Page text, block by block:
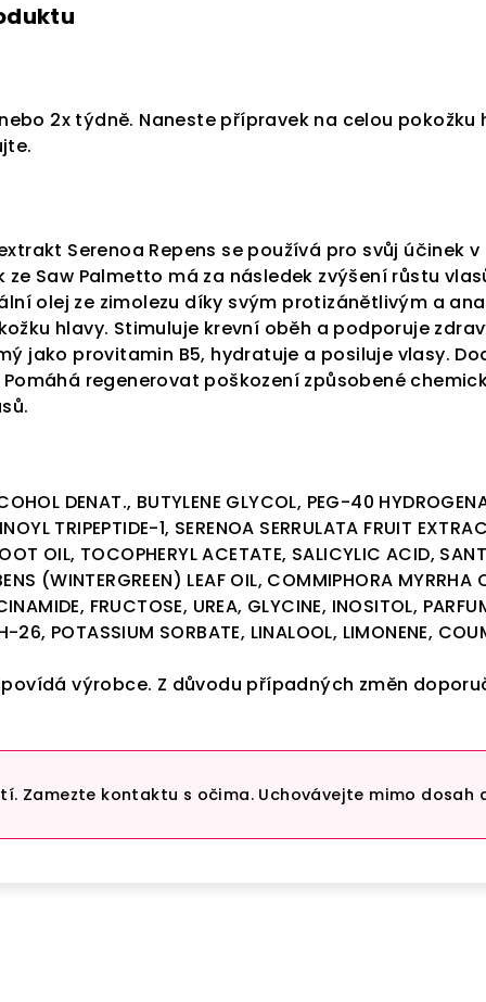
2x týdně. Naneste přípravek na celou
Serenoa Repens se používá pro svůj účinek
ze Saw Palmetto má za následek zvýšení růstu
olej ze zimolezu díky svým protizánětlivým a
hlavy. Stimuluje krevní oběh a podporuje
jako provitamin B5, hydratuje a posiluje vlasy.
regenerovat poškození způsobené
DENAT., BUTYLENE GLYCOL, PEG-40
TRIPEPTIDE-1, SERENOA SERRULATA FRUIT
OIL, TOCOPHERYL ACETATE, SALICYLIC ACID,
(WINTERGREEN) LEAF OIL, COMMIPHORA MYRRHA
FRUCTOSE, UREA, GLYCINE, INOSITOL,
26, POTASSIUM SORBATE, LINALOOL, LIMONENE,
výrobce. Z důvodu případných změn
Zamezte kontaktu s očima. Uchovávejte mimo